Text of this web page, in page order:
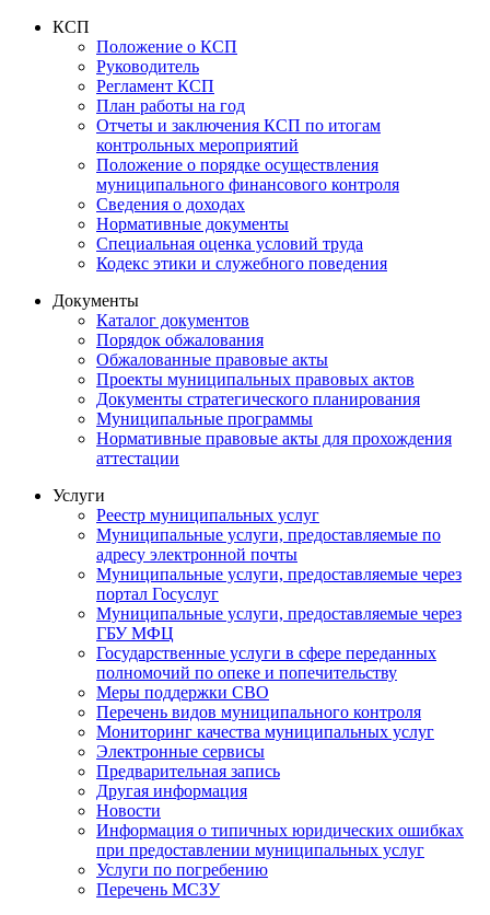
КСП
Положение о КСП
Руководитель
Регламент КСП
План работы на год
Отчеты и заключения КСП по итогам
контрольных мероприятий
Положение о порядке осуществления
муниципального финансового контроля
Сведения о доходах
Нормативные документы
Специальная оценка условий труда
Кодекс этики и служебного поведения
Документы
Каталог документов
Порядок обжалования
Обжалованные правовые акты
Проекты муниципальных правовых актов
Документы стратегического планирования
Муниципальные программы
Нормативные правовые акты для прохождения
аттестации
Услуги
Реестр муниципальных услуг
Муниципальные услуги, предоставляемые по
адресу электронной почты
Муниципальные услуги, предоставляемые через
портал Госуслуг
Муниципальные услуги, предоставляемые через
ГБУ МФЦ
Государственные услуги в сфере переданных
полномочий по опеке и попечительству
Меры поддержки СВО
Перечень видов муниципального контроля
Мониторинг качества муниципальных услуг
Электронные сервисы
Предварительная запись
Другая информация
Новости
Информация о типичных юридических ошибках
при предоставлении муниципальных услуг
Услуги по погребению
Перечень МСЗУ